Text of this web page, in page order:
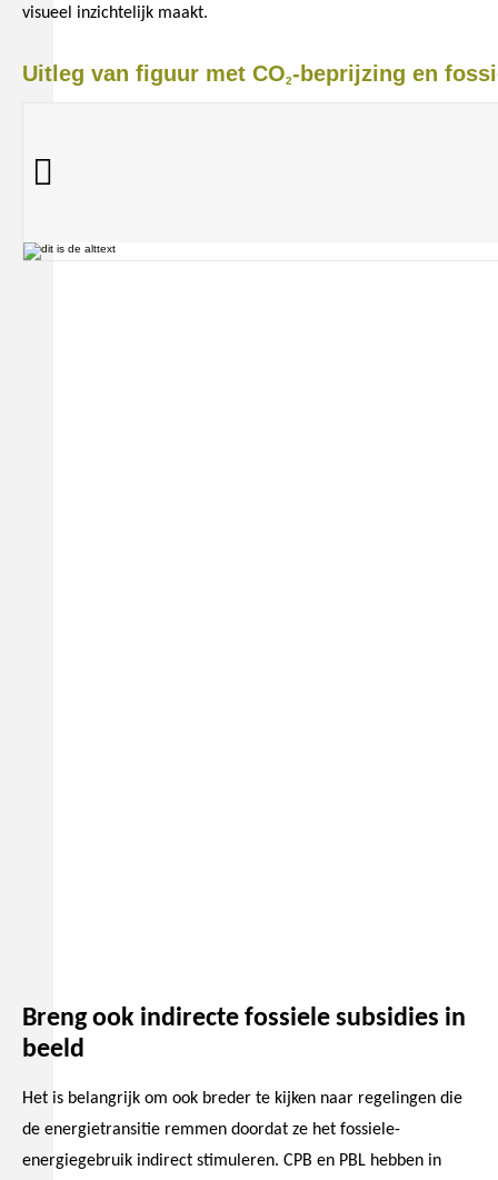
visueel inzichtelijk maakt.
Breng ook indirecte fossiele subsidies in
beeld
Het is belangrijk om ook breder te kijken naar regelingen die
de energietransitie remmen doordat ze het fossiele-
energiegebruik indirect stimuleren. CPB en PBL hebben in